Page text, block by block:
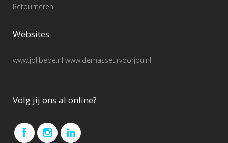
Retourneren
Websites
www.jolibebe.nl www.demasseurvoorjou.nl
Volg jij ons al online?